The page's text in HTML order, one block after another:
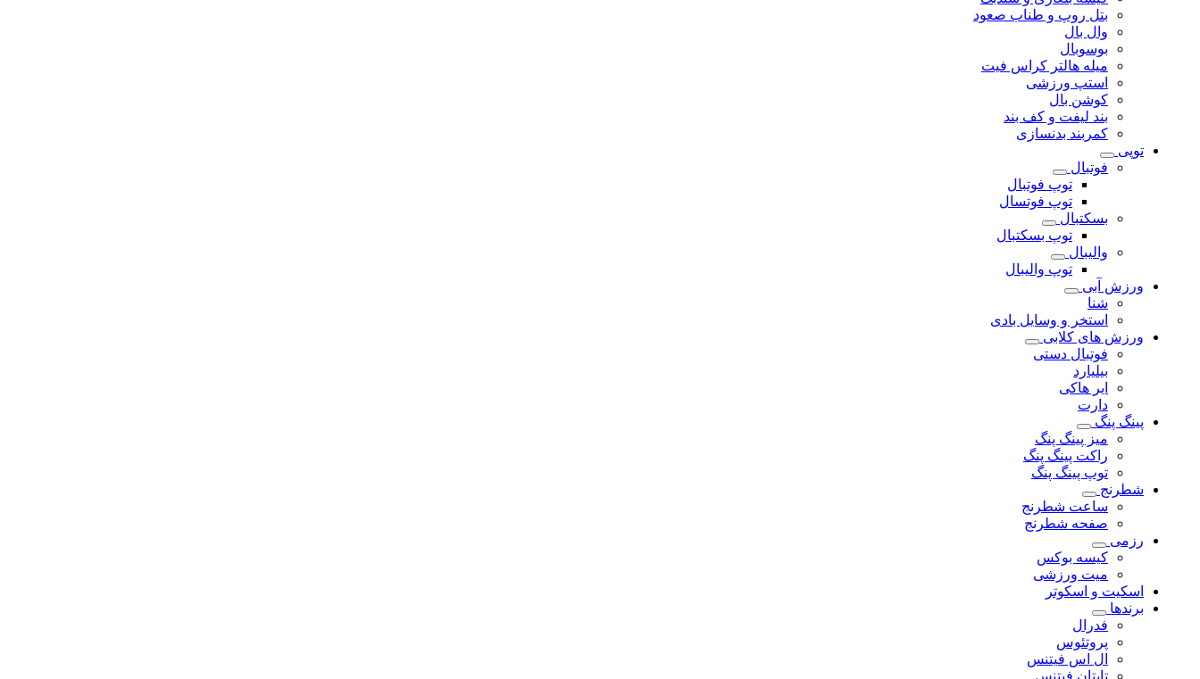
بتل روپ و طناب صعود
وال بال
بوسوبال
میله هالتر کراس فیت
استپ ورزشی
کوشن بال
بند لیفت و کف بند
کمربند بدنسازی
توپی
فوتبال
توپ فوتبال
توپ فوتسال
بسکتبال
توپ بسکتبال
والیبال
توپ والیبال
ورزش آبی
شنا
استخر و وسایل بادی
ورزش های کلابی
فوتبال دستی
بیلیارد
ایر هاکی
دارت
پینگ پنگ
میز پینگ پنگ
راکت پینگ پنگ
توپ پینگ پنگ
شطرنج
ساعت شطرنج
صفحه شطرنج
رزمی
کیسه بوکس
میت ورزشی
اسکیت و اسکوتر
برندها
فدرال
پروتئوس
ال اس فیتنس